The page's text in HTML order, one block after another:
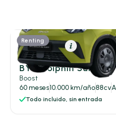
Renting
Eléctrico Resumen
BYD Dolphin Surf
Boost
60 meses10.000 km/año88cv
Todo incluido, sin entrada